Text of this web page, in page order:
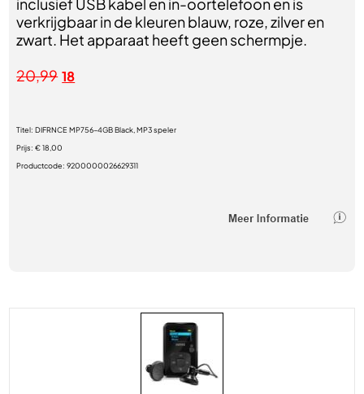
verkrijgbaar in de kleuren blauw, roze, zilver en
zwart. Het apparaat heeft geen schermpje.
20,99 18
Titel:DIFRNCE MP756-4GB Black, MP3 speler
Prijs:€ 18,00
Productcode:9200000026629311